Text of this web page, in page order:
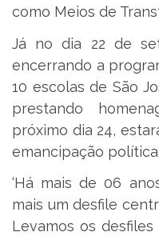
como Meios de
Já no dia 22 de
encerrando a
10 escolas de São
prestando
próximo dia 24,
emancipação política.
‘Há mais de 06
mais um desfile
Levamos os